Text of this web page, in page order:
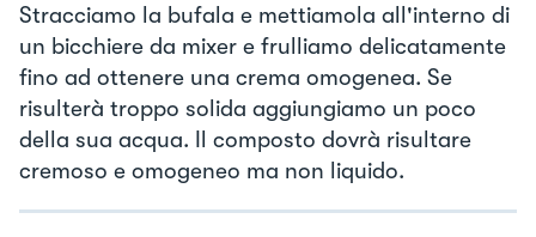
Stracciamo la bufala e mettiamola all'interno di
un bicchiere da mixer e frulliamo delicatamente
fino ad ottenere una crema omogenea. Se
risulterà troppo solida aggiungiamo un poco
della sua acqua. Il composto dovrà risultare
cremoso e omogeneo ma non liquido.